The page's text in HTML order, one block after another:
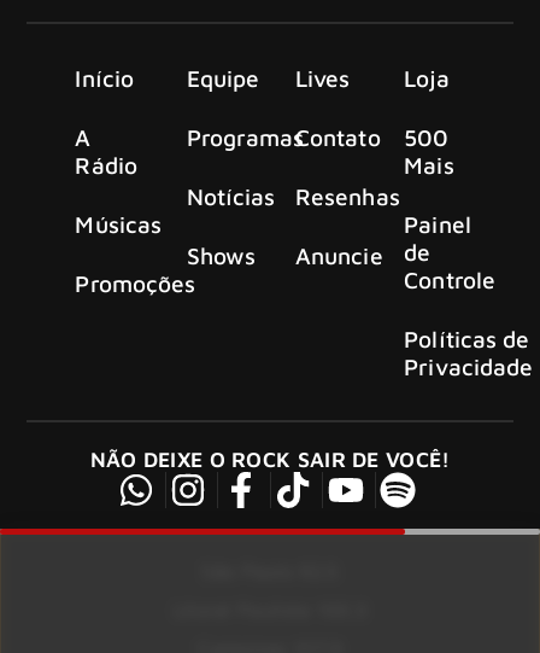
Início
A
Rádio
Músicas
Promoções
Equipe
Programas
Notícias
Shows
Lives
Contato
Resenhas
Anuncie
Loja
500
Mais
Painel
de
Controle
Políticas de
Privacidade
NÃO DEIXE O ROCK SAIR DE VOCÊ!